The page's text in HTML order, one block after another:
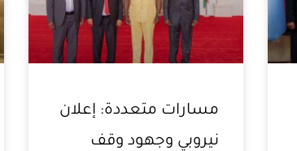
مسارات متعددة: إعلان
نيروبي وجهود وقف